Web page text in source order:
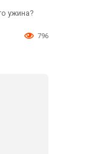
ужина?
796